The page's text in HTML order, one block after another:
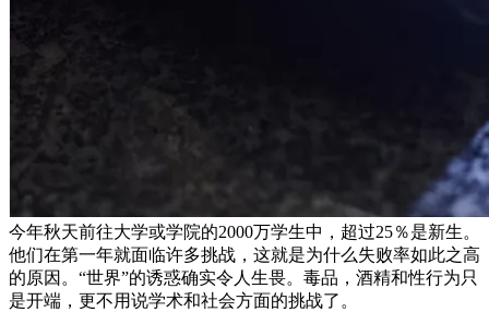
今年秋天前往大学或学院的2000万学生中，超过25％是新生。
他们在第一年就面临许多挑战，这就是为什么失败率如此之高
的原因。“世界”的诱惑确实令人生畏。毒品，酒精和性行为只
是开端，更不用说学术和社会方面的挑战了。